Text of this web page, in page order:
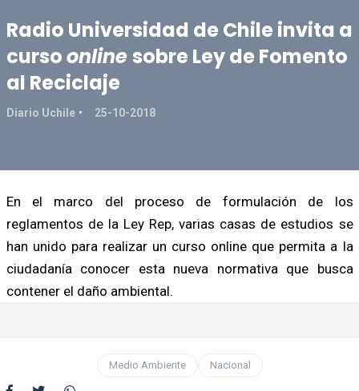
Radio Universidad de Chile invita a
cursoonlinesobre Ley de Fomento
al Reciclaje
Diario Uchile 25-10-2018
En el marco del proceso de formulación de los
reglamentos de la Ley Rep, varias casas de estudios se
han unido para realizar un curso online que permita a la
ciudadanía conocer esta nueva normativa que busca
contener el daño ambiental.
Medio Ambiente Nacional